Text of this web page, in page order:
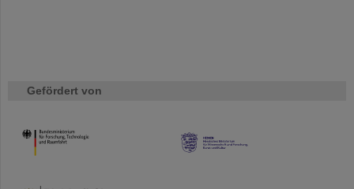
Gefördert von
HMWK